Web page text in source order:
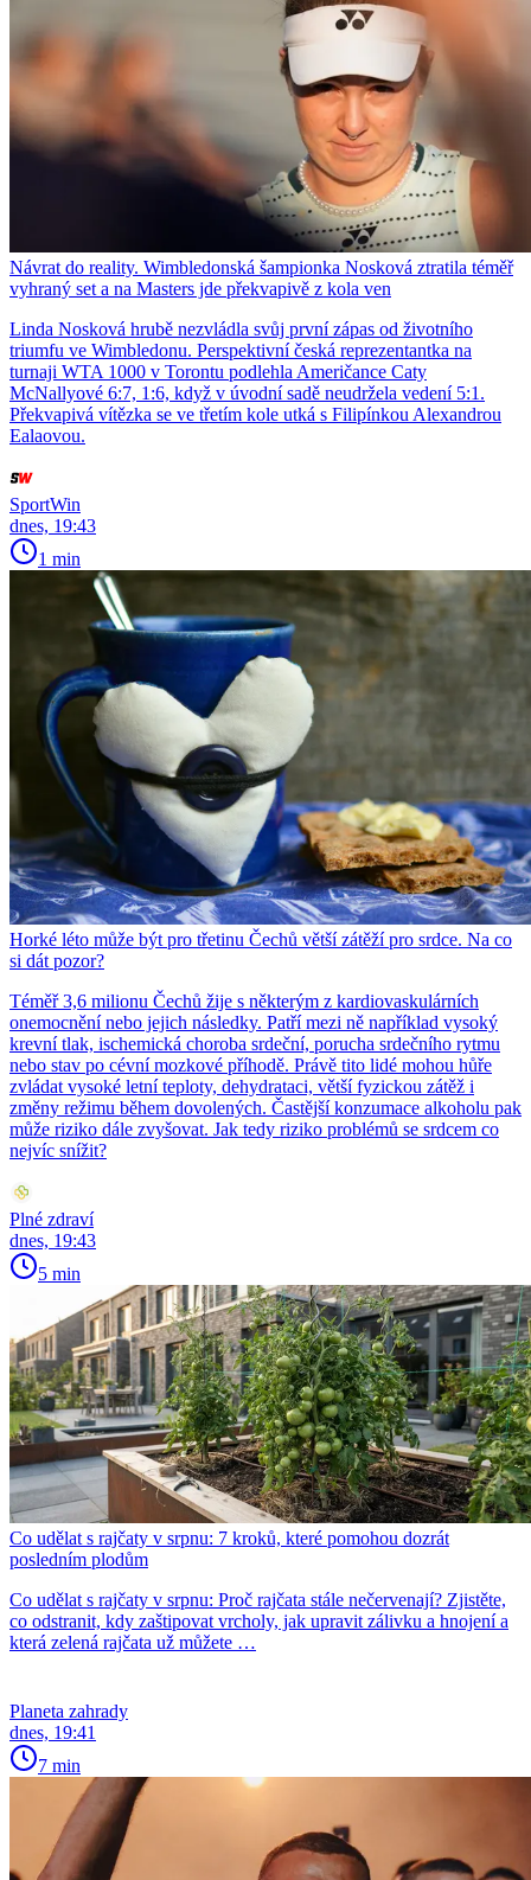
Návrat do reality. Wimbledonská šampionka Nosková ztratila téměř
vyhraný set a na Masters jde překvapivě z kola ven
Linda Nosková hrubě nezvládla svůj první zápas od životního
triumfu ve Wimbledonu. Perspektivní česká reprezentantka na
turnaji WTA 1000 v Torontu podlehla Američance Caty
McNallyové 6:7, 1:6, když v úvodní sadě neudržela vedení 5:1.
Překvapivá vítězka se ve třetím kole utká s Filipínkou Alexandrou
Ealaovou.
SportWin
dnes, 19:43
1 min
Horké léto může být pro třetinu Čechů větší zátěží pro srdce. Na co
si dát pozor?
Téměř 3,6 milionu Čechů žije s některým z kardiovaskulárních
onemocnění nebo jejich následky. Patří mezi ně například vysoký
krevní tlak, ischemická choroba srdeční, porucha srdečního rytmu
nebo stav po cévní mozkové příhodě. Právě tito lidé mohou hůře
zvládat vysoké letní teploty, dehydrataci, větší fyzickou zátěž i
změny režimu během dovolených. Častější konzumace alkoholu pak
může riziko dále zvyšovat. Jak tedy riziko problémů se srdcem co
nejvíc snížit?
Plné zdraví
dnes, 19:43
5 min
Co udělat s rajčaty v srpnu: 7 kroků, které pomohou dozrát
posledním plodům
Co udělat s rajčaty v srpnu: Proč rajčata stále nečervenají? Zjistěte,
co odstranit, kdy zaštipovat vrcholy, jak upravit zálivku a hnojení a
která zelená rajčata už můžete …
Planeta zahrady
dnes, 19:41
7 min